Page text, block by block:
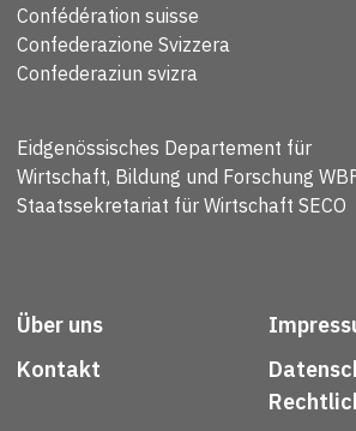
Confédération suisse
Confederazione Svizzera
Confederaziun svizra
Eidgenössisches Departement für
Wirtschaft, Bildung und Forschung
Staatssekretariat für Wirtschaft SECO
Über uns
Kontakt